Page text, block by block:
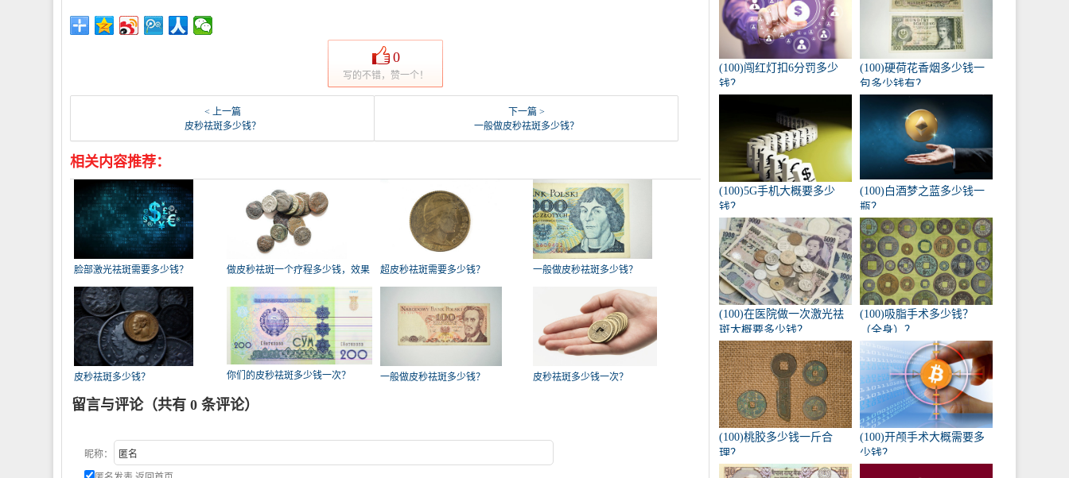
0
写的不错，赞一个！
< 上一篇
皮秒祛斑多少钱？
下一篇 >
一般做皮秒祛斑多少钱？
相关内容推荐：
脸部激光祛斑需要多少钱？
做皮秒祛斑一个疗程多少钱，效果
好不
超皮秒祛斑需要多少钱？ 一般做皮秒祛斑多少钱？
皮秒祛斑多少钱？ 你们的皮秒祛斑多少钱一次？ 一般做皮秒祛斑多少钱？ 皮秒祛斑多少钱一次？
留言与评论（共有 0 条评论）
昵称：
(100)闯红灯扣6分罚多少
钱？
(100)硬荷花香烟多少钱一
包多少钱有？
(100)5G手机大概要多少
钱？
(100)白酒梦之蓝多少钱一
瓶？
(100)在医院做一次激光祛
斑大概要多少钱？
(100)吸脂手术多少钱？
（全身）？
(100)桃胶多少钱一斤合
理？
(100)开颅手术大概需要多
少钱？